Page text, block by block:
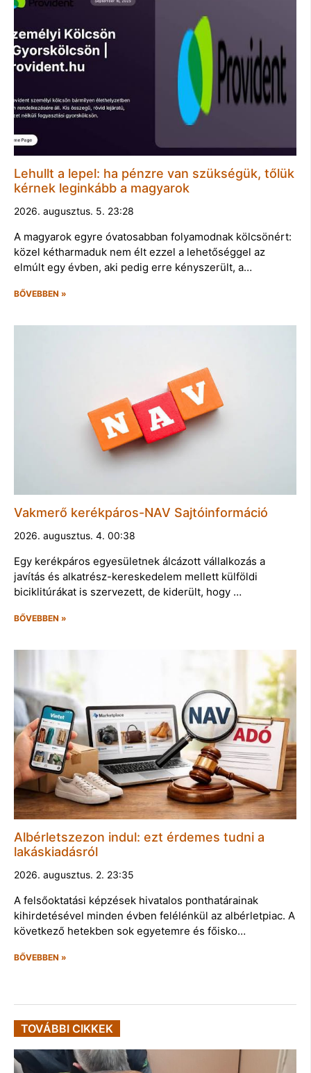
Lehullt a lepel: ha pénzre van szükségük, tőlük
kérnek leginkább a magyarok
2026. augusztus. 5. 23:28
A magyarok egyre óvatosabban folyamodnak kölcsönért:
közel kétharmaduk nem élt ezzel a lehetőséggel az
elmúlt egy évben, aki pedig erre kényszerült, a…
BŐVEBBEN »
Vakmerő kerékpáros-NAV Sajtóinformáció
2026. augusztus. 4. 00:38
Egy kerékpáros egyesületnek álcázott vállalkozás a
javítás és alkatrész-kereskedelem mellett külföldi
biciklitúrákat is szervezett, de kiderült, hogy …
BŐVEBBEN »
Albérletszezon indul: ezt érdemes tudni a
lakáskiadásról
2026. augusztus. 2. 23:35
A felsőoktatási képzések hivatalos ponthatárainak
kihirdetésével minden évben felélénkül az albérletpiac. A
következő hetekben sok egyetemre és főisko…
BŐVEBBEN »
TOVÁBBI CIKKEK